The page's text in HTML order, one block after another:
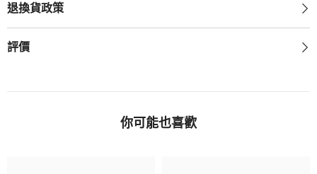
退換貨政策
評價
你可能也喜歡